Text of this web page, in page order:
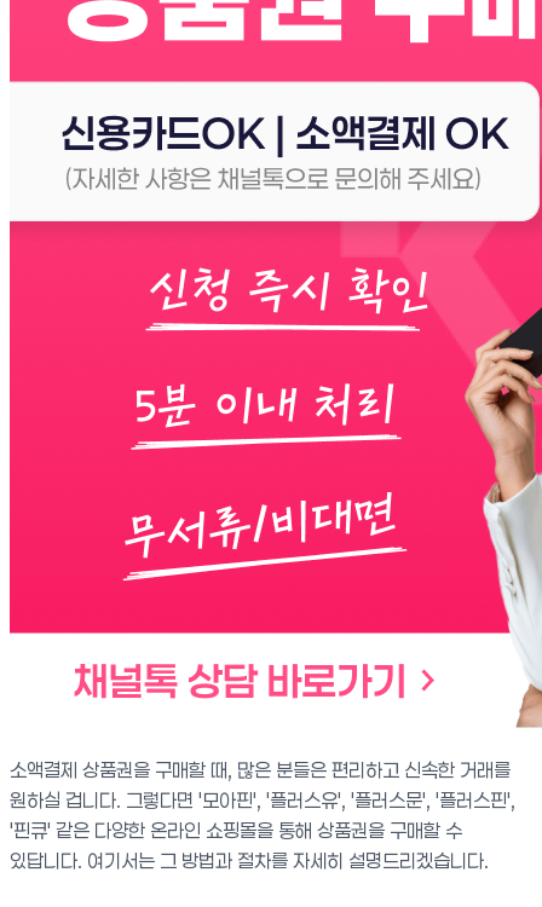
소액결제 상품권을 구매할 때, 많은 분들은 편리하고 신속한 거래를
원하실 겁니다. 그렇다면 '모아핀', '플러스유', '플러스문', '플러스핀',
'핀큐' 같은 다양한 온라인 쇼핑몰을 통해 상품권을 구매할 수
있답니다. 여기서는 그 방법과 절차를 자세히 설명드리겠습니다.